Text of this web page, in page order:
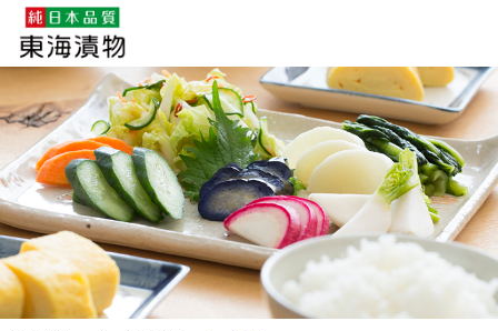
企業・採用情報 社会貢献 品質保証